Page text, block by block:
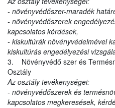
- növényvédőszer-maradék
- növényvédőszerek
kapcsolatos kérdések,
- kiskultúrák növényvédelmével
kiskultúrás engedélyezési
3. Növényvédő szer és
Osztály
Az osztály tevékenységei:
- növényvédőszerek és
kapcsolatos megkeresések,